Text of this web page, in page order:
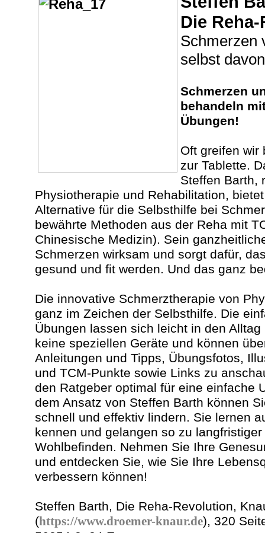
Die
Schmerzen
selbst
Schmerzen
behandeln
Übungen!
Oft greifen wir
zur Tablette.
Steffen Barth,
Physiotherapie und Rehabilitation,
Alternative für die Selbsthilfe bei
bewährte Methoden aus der Reha mit
Chinesische Medizin). Sein
Schmerzen wirksam und sorgt dafür,
gesund und fit werden. Und das ganz
Die innovative Schmerztherapie von
ganz im Zeichen der Selbsthilfe. Die
Übungen lassen sich leicht in den
keine speziellen Geräte und können
Anleitungen und Tipps, Übungsfotos,
und TCM-Punkte sowie Links zu
den Ratgeber optimal für eine einfache
dem Ansatz von Steffen Barth können
schnell und effektiv lindern. Sie lernen
kennen und gelangen so zu
Wohlbefinden. Nehmen Sie Ihre
und entdecken Sie, wie Sie Ihre
verbessern können!
Steffen Barth, Die Reha-Revolution,
(https://www.droemer-knaur.de), 320